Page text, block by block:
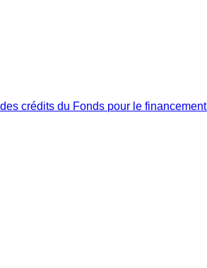
crédits du Fonds pour le